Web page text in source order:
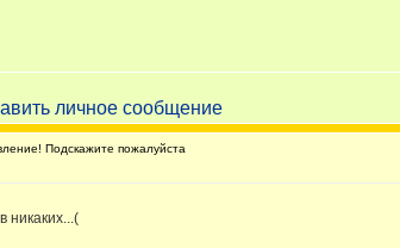
Подскажите пожалуйста
никаких...(